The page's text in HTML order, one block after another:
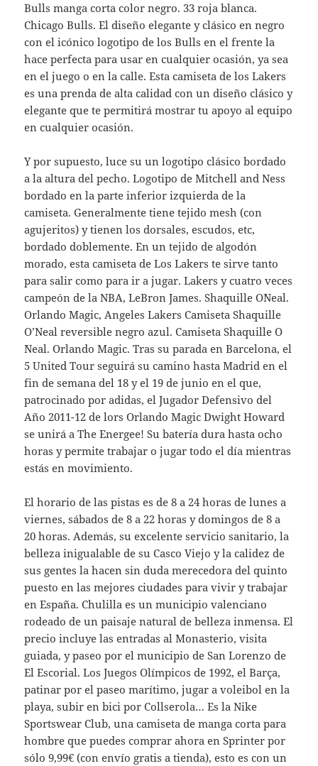
Bulls manga corta color negro. 33 roja blanca.
Chicago Bulls. El diseño elegante y clásico en negro
con el icónico logotipo de los Bulls en el frente la
hace perfecta para usar en cualquier ocasión, ya sea
en el juego o en la calle. Esta camiseta de los Lakers
es una prenda de alta calidad con un diseño clásico y
elegante que te permitirá mostrar tu apoyo al equipo
en cualquier ocasión.
Y por supuesto, luce su un logotipo clásico bordado
a la altura del pecho. Logotipo de Mitchell and Ness
bordado en la parte inferior izquierda de la
camiseta. Generalmente tiene tejido mesh (con
agujeritos) y tienen los dorsales, escudos, etc,
bordado doblemente. En un tejido de algodón
morado, esta camiseta de Los Lakers te sirve tanto
para salir como para ir a jugar. Lakers y cuatro veces
campeón de la NBA, LeBron James. Shaquille O´Neal.
Orlando Magic, Angeles Lakers Camiseta Shaquille
O’Neal reversible negro azul. Camiseta Shaquille O
´Neal. Orlando Magic. Tras su parada en Barcelona, el
5 United Tour seguirá su camino hasta Madrid en el
fin de semana del 18 y el 19 de junio en el que,
patrocinado por adidas, el Jugador Defensivo del
Año 2011-12 de lors Orlando Magic Dwight Howard
se unirá a The Energee! Su batería dura hasta ocho
horas y permite trabajar o jugar todo el día mientras
estás en movimiento.
El horario de las pistas es de 8 a 24 horas de lunes a
viernes, sábados de 8 a 22 horas y domingos de 8 a
20 horas. Además, su excelente servicio sanitario, la
belleza inigualable de su Casco Viejo y la calidez de
sus gentes la hacen sin duda merecedora del quinto
puesto en las mejores ciudades para vivir y trabajar
en España. Chulilla es un municipio valenciano
rodeado de un paisaje natural de belleza inmensa. El
precio incluye las entradas al Monasterio, visita
guiada, y paseo por el municipio de San Lorenzo de
El Escorial. Los Juegos Olímpicos de 1992, el Barça,
patinar por el paseo marítimo, jugar a voleibol en la
playa, subir en bici por Collserola… Es la Nike
Sportswear Club, una camiseta de manga corta para
hombre que puedes comprar ahora en Sprinter por
sólo 9,99€ (con envío gratis a tienda), esto es con un